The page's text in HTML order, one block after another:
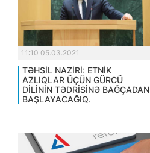
11:10 05.03.2021
TƏHSİL NAZİRİ: ETNİK
AZLIQLAR ÜÇÜN GÜRCÜ
DİLİNİN TƏDRİSİNƏ BAĞÇADAN
BAŞLAYACAĞIQ.